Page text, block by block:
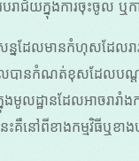
ាជ័យក្នុងការចុះចូល ឬ
ដែលមានកំហុសដែលរារាំ
ានកំណត់ខុសដែលបណ្ត
ងមូលដ្ឋានដែលអាចរារាំង
ះគឺនៅពីខាងកម្មវិធីឬខា